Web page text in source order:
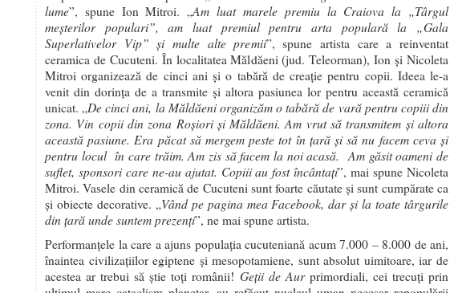
lume”, spune Ion Mitroi. „Am luat marele premiu la Craiova la „Târgul
meşterilor populari”, am luat premiul pentru arta populară la „Gala
Superlativelor Vip” şi multe alte premii”, spune artista care a reinventat
ceramica de Cucuteni. În localitatea Măldăeni (jud. Teleorman), Ion şi Nicoleta
Mitroi organizează de cinci ani și o tabără de creaţie pentru copii. Ideea le-a
venit din dorinţa de a transmite şi altora pasiunea lor pentru această ceramică
unicat. „De cinci ani, la Măldăeni organizăm o tabără de vară pentru copiii din
zona. Vin copii din zona Roşiori şi Măldăeni. Am vrut să transmitem şi altora
această pasiune. Era păcat să mergem peste tot în ţară şi să nu facem ceva şi
pentru locul în care trăim. Am zis să facem la noi acasă. Am găsit oameni de
suflet, sponsori care ne-au ajutat. Copiii au fost încântaţi”, mai spune Nicoleta
Mitroi. Vasele din ceramică de Cucuteni sunt foarte căutate și sunt cumpărate ca
şi obiecte decorative. „Vând pe pagina mea Facebook, dar și la toate târgurile
din ţară unde suntem prezenţi”, ne mai spune artista.
Performanțele la care a ajuns populația cucuteniană acum 7.000 – 8.000 de ani,
înaintea civilizațiilor egiptene și mesopotamiene, sunt absolut uimitoare, iar de
acestea ar trebui să știe toți românii! Geții de Aurprimordiali, cei trecuți prin